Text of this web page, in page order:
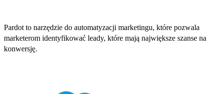
Pardot to narzędzie do automatyzacji marketingu, które pozwala
marketerom identyfikować leady, które mają największe szanse na
konwersję.